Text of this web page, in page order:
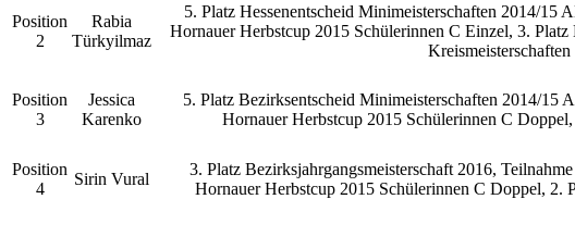
Position
2
Rabia
Türkyilmaz
5. Platz Hessenentscheid Minimeisterschaften 2014/15
Hornauer Herbstcup 2015 Schülerinnen C Einzel, 3.
Position
3
Jessica
Karenko
5. Platz Bezirksentscheid Minimeisterschaften 2014/15
Hornauer Herbstcup 2015 Schülerinnen C
Position
4
Sirin Vural
3. Platz Bezirksjahrgangsmeisterschaft 2016,
Hornauer Herbstcup 2015 Schülerinnen C Doppel, 2.